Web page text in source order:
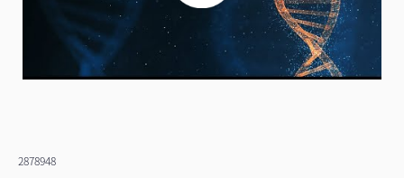
2878948